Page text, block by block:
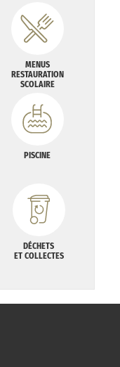
MENUS
RESTAURATION
SCOLAIRE
PISCINE
DÉCHETS
ET COLLECTES